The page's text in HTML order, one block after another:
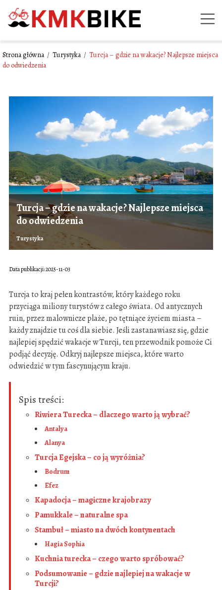
Strona główna / Turystyka / Turcja – gdzie na wakacje? Najlepsze miejsca
do odwiedzenia
Turcja – gdzie na wakacje? Najlepsze miejsca
do odwiedzenia
Turystyka
Data publikacji: 2025-11-03
Turcja to kraj pełen kontrastów, który każdego roku
przyciąga miliony turystów z całego świata. Od antycznych
ruin, przez malownicze plaże, po tętniące życiem miasta –
każdy znajdzie tu coś dla siebie. Jeśli zastanawiasz się, gdzie
najlepiej spędzić wakacje w Turcji, ten przewodnik pomoże Ci
podjąć decyzję. Odkryj najlepsze miejsca, które warto
odwiedzić w tym fascynującym kraju.
Spis treści:
Riwiera Turecka – dlaczego warto ją wybrać?
Antalya
Alanya
Turcja Egejska – co ją wyróżnia?
Bodrum
Efez
Kapadocja – magiczne krajobrazy
Pamukkale – naturalne spa
Stambuł – miasto na dwóch kontynentach
Hagia Sophia
Kuchnia turecka – czego warto spróbować?
Podsumowanie – gdzie najlepiej na wakacje w
Turcji?